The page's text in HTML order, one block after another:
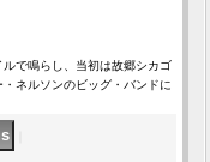
で鳴らし、当初は故郷シカゴ
ネルソンのビッグ・バンドに